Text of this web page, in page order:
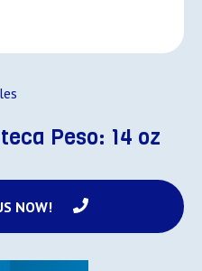
Peso: 14 oz
NOW!